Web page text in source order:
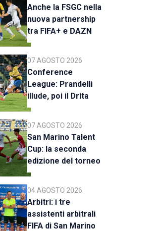
Anche la FSGC nella
nuova partnership
tra FIFA+ e DAZN
07 AGOSTO 2026
Conference
League: Prandelli
illude, poi il Drita
esce alla distanza
07 AGOSTO 2026
San Marino Talent
Cup: la seconda
edizione del torneo
al via il 18 agosto
04 AGOSTO 2026
Arbitri: i tre
assistenti arbitrali
FIFA di San Marino